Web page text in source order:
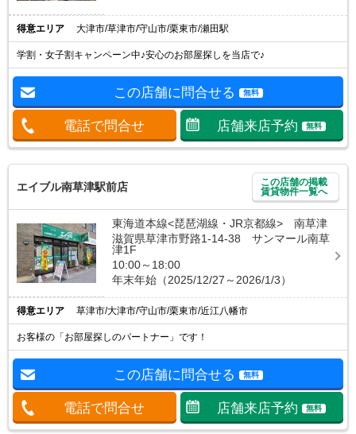
得意エリア 大津市/草津市/守山市/栗東市/瀬田駅
学割・女子割キャンペーン中♪安心のお部屋探しを当店で♪
この店舗に問合せる 無料
電話で問合せ 店舗来店予約 無料
エイブル南草津駅前店
この店舗の掲載
賃貸物件一覧へ
東海道本線<琵琶湖線・JR京都線> 南草津
滋賀県草津市野路1-14-38 サンマール南草
津1F
10:00～18:00
年末年始（2025/12/27～2026/1/3）
得意エリア 草津市/大津市/守山市/栗東市/近江八幡市
お客様の「お部屋探しのパートナー」です！
この店舗に問合せる 無料
電話で問合せ 店舗来店予約 無料